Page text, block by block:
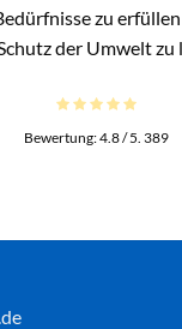
zu
der Umwelt zu
Bewertung:4.8/ 5. 389